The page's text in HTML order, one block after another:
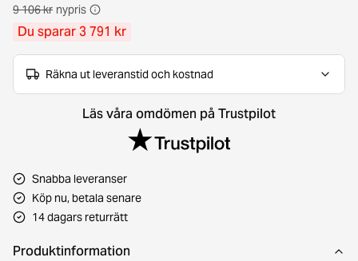
9 106 kr nypris
Du sparar 3 791 kr
Räkna ut leveranstid och kostnad
Läs våra omdömen på Trustpilot
Snabba leveranser
Köp nu, betala senare
14 dagars returrätt
Produktinformation